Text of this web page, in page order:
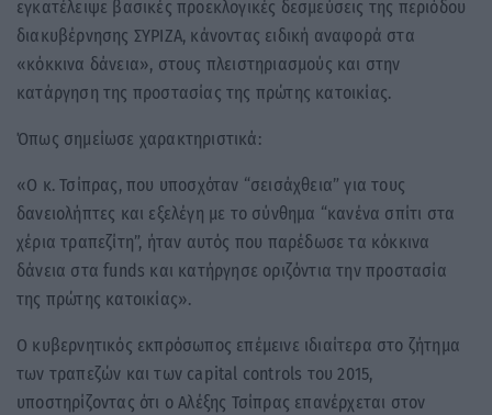
εγκατέλειψε βασικές προεκλογικές δεσμεύσεις της περιόδου
διακυβέρνησης ΣΥΡΙΖΑ, κάνοντας ειδική αναφορά στα
«κόκκινα δάνεια», στους πλειστηριασμούς και στην
κατάργηση της προστασίας της πρώτης κατοικίας.
Όπως σημείωσε χαρακτηριστικά:
«Ο κ. Τσίπρας, που υποσχόταν “σεισάχθεια” για τους
δανειολήπτες και εξελέγη με το σύνθημα “κανένα σπίτι στα
χέρια τραπεζίτη”, ήταν αυτός που παρέδωσε τα κόκκινα
δάνεια στα funds και κατήργησε οριζόντια την προστασία
της πρώτης κατοικίας».
Ο κυβερνητικός εκπρόσωπος επέμεινε ιδιαίτερα στο ζήτημα
των τραπεζών και των capital controls του 2015,
υποστηρίζοντας ότι ο Αλέξης Τσίπρας επανέρχεται στον